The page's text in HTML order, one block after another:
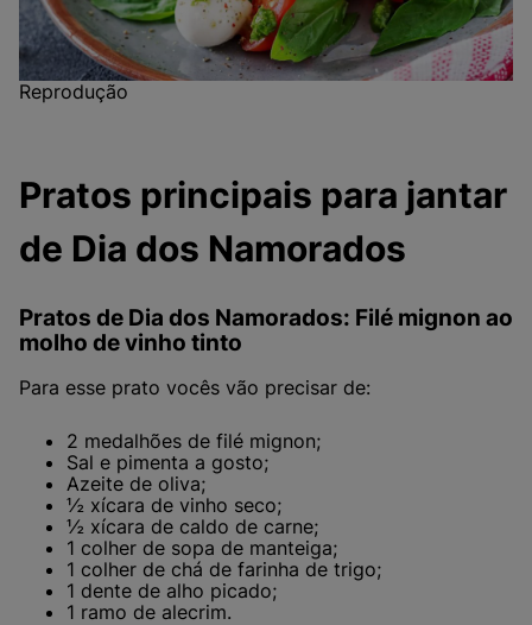
Reprodução
Pratos principais para jantar
de Dia dos Namorados
Pratos de Dia dos Namorados: Filé mignon ao
molho de vinho tinto
Para esse prato vocês vão precisar de:
2 medalhões de filé mignon;
Sal e pimenta a gosto;
Azeite de oliva;
½ xícara de vinho seco;
½ xícara de caldo de carne;
1 colher de sopa de manteiga;
1 colher de chá de farinha de trigo;
1 dente de alho picado;
1 ramo de alecrim.